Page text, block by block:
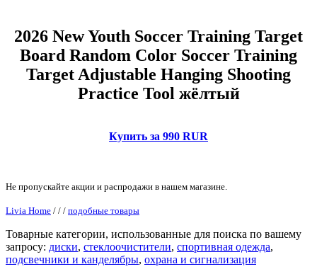
2026 New Youth Soccer Training Target
Board Random Color Soccer Training
Target Adjustable Hanging Shooting
Practice Tool жёлтый
Купить за 990 RUR
Не пропускайте акции и распродажи в нашем магазине.
Livia Home / / / подобные товары
Товарные категории, использованные для поиска по вашему
запросу: диски, стеклоочистители, спортивная одежда,
подсвечники и канделябры, охрана и сигнализация